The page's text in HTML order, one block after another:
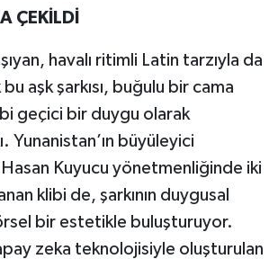
ÇEKİLDİ
havalı ritimli Latin tarzıyla da
aşk şarkısı, buğulu bir cama
geçici bir duygu olarak
Yunanistan’ın büyüleyici
Kuyucu yönetmenliğinde iki
klibi de, şarkının duygusal
bir estetikle buluşturuyor.
zeka teknolojisiyle oluşturulan